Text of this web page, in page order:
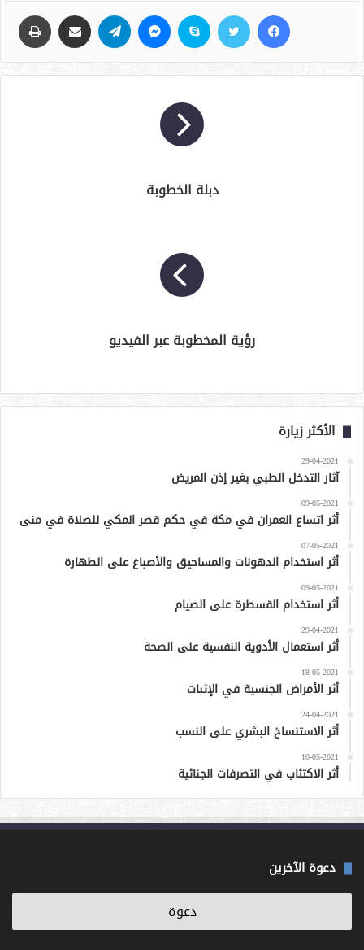
دبلة الخطوبة
رؤية المخطوبة عبر الفيديو
الأكثر زيارة
29-04-2021
آثار التدخل الطبي بغير إذن المريض
09-05-2021
أثر اتساع العمران في مكة في حكم قصر المكي للصلاة في منى
07-05-2021
أثر استخدام الدهونات والمساحيق والأصباغ على الطهارة
09-05-2021
أثر استخدام القسطرة على الصيام
29-04-2021
أثر استعمال الأدوية النفسية على الصحة
18-05-2021
أثر الأمراض الجنسية في الإثبات
24-04-2021
أثر الاستنساخ البشري على النسب
10-05-2021
أثر الاكتئاب في التصرفات الجنائية
دعوة الآخرين